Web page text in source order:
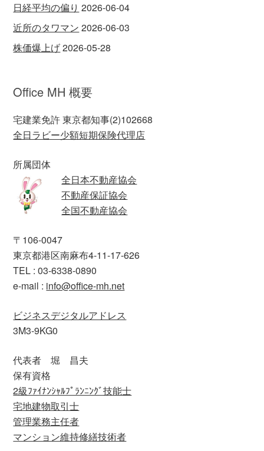
日経平均の偏り 2026-06-04
近所のタワマン 2026-06-03
株価爆上げ2026-05-28
Office MH 概要
宅建業免許 東京都知事(2)102668
全日ラビー少額短期保険代理店
所属団体
全日本不動産協会
不動産保証協会
全国不動産協会
〒106-0047
東京都港区南麻布4-11-17-626
TEL : 03-6338-0890
e-mail : info@office-mh.net
ビジネスデジタルアドレス
3M3-9KG0
代表者 堀 昌夫
保有資格
2級ﾌｧｲﾅﾝｼｬﾙﾌﾟﾗﾝﾆﾝｸﾞ技能士
宅地建物取引士
管理業務主任者
マンション維持修繕技術者